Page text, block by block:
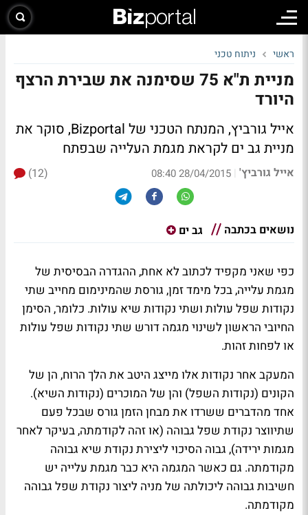
ראשי ניתוח טכני
מניית ת"א 75 שסימנה את שבירת הרצף
היורד
אייל גורביץ, המנתח הטכני של Bizportal, סוקר את
מניית גב ים לקראת מגמת העלייה שבפתח
אייל גורביץ' |
28/04/2015 08:40
(12)
נושאים בכתבה גב ים
כפי שאני מקפיד לכתוב לא אחת, ההגדרה הבסיסית של
מגמת עלייה, בכל מימד זמן, גורסת שהמינימום מחייב שתי
נקודות שפל עולות ושתי נקודות שיא עולות. כלומר, הסימן
החיובי הראשון לשינוי מגמה דורש שתי נקודות שפל עולות
או לפחות זהות.
המעקב אחר נקודות אלו מייצג היטב את הלך הרוח, הן של
הקונים (נקודות השפל) והן של המוכרים (נקודות השיא).
אחד מהדברים ששרדו את מבחן הזמן גורס שבכל פעם
שתיווצר נקודת שפל גבוהה (או זהה לקודמתה, בעיקר לאחר
מגמות ירידה), גבוה הסיכוי ליצירת נקודת שיא גבוהה
מקודמתה. גם כאשר המגמה היא כבר מגמת עלייה יש
חשיבות גבוהה ליכולתה של מניה ליצור נקודת שפל גבוהה
מקודמתה.